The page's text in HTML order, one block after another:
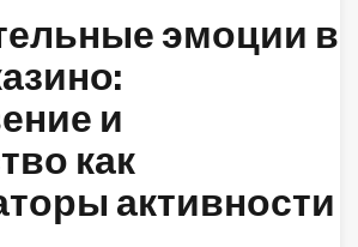
эмоции в
и
как
активности